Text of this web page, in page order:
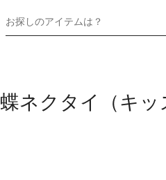
お探しのアイテムは？
蝶ネクタイ（キッ